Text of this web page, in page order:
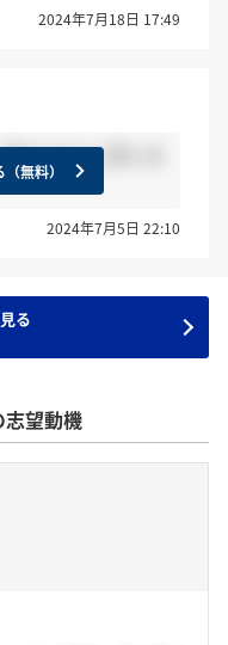
2024年7月18日 17:49
わらないと思いま
無料）
2024年7月5日 22:10
る
望動機